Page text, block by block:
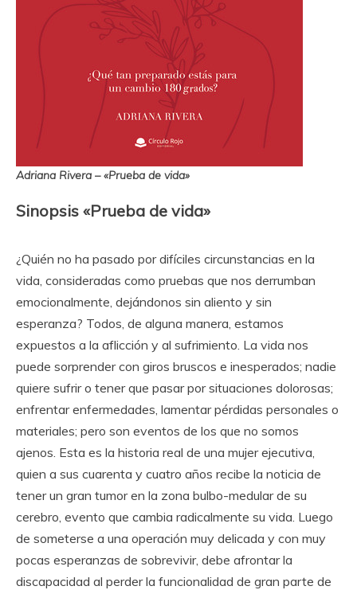
Adriana Rivera – «Prueba de vida»
Sinopsis «Prueba de vida»
¿Quién no ha pasado por difíciles circunstancias en la
vida, consideradas como pruebas que nos derrumban
emocionalmente, dejándonos sin aliento y sin
esperanza? Todos, de alguna manera, estamos
expuestos a la aflicción y al sufrimiento. La vida nos
puede sorprender con giros bruscos e inesperados; nadie
quiere sufrir o tener que pasar por situaciones dolorosas;
enfrentar enfermedades, lamentar pérdidas personales o
materiales; pero son eventos de los que no somos
ajenos. Esta es la historia real de una mujer ejecutiva,
quien a sus cuarenta y cuatro años recibe la noticia de
tener un gran tumor en la zona bulbo-medular de su
cerebro, evento que cambia radicalmente su vida. Luego
de someterse a una operación muy delicada y con muy
pocas esperanzas de sobrevivir, debe afrontar la
discapacidad al perder la funcionalidad de gran parte de